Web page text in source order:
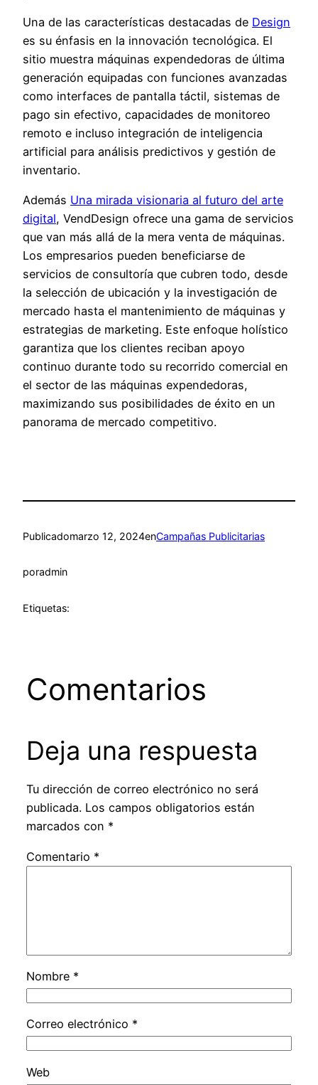
Una de las características destacadas de Design
es su énfasis en la innovación tecnológica. El
sitio muestra máquinas expendedoras de última
generación equipadas con funciones avanzadas
como interfaces de pantalla táctil, sistemas de
pago sin efectivo, capacidades de monitoreo
remoto e incluso integración de inteligencia
artificial para análisis predictivos y gestión de
inventario.
Además Una mirada visionaria al futuro del arte
digital, VendDesign ofrece una gama de servicios
que van más allá de la mera venta de máquinas.
Los empresarios pueden beneficiarse de
servicios de consultoría que cubren todo, desde
la selección de ubicación y la investigación de
mercado hasta el mantenimiento de máquinas y
estrategias de marketing. Este enfoque holístico
garantiza que los clientes reciban apoyo
continuo durante todo su recorrido comercial en
el sector de las máquinas expendedoras,
maximizando sus posibilidades de éxito en un
panorama de mercado competitivo.
Publicadomarzo 12, 2024enCampañas Publicitarias
poradmin
Etiquetas:
Comentarios
Deja una respuesta
Tu dirección de correo electrónico no será
publicada. Los campos obligatorios están
marcados con *
Comentario *
Nombre *
Correo electrónico *
Web